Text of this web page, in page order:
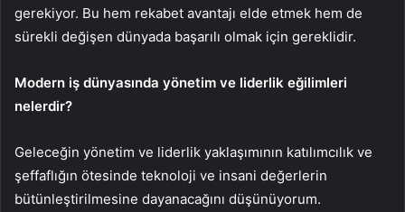
gerekiyor. Bu hem rekabet avantajı elde etmek hem de
sürekli değişen dünyada başarılı olmak için gereklidir.
Modern iş dünyasında yönetim ve liderlik eğilimleri
nelerdir?
Geleceğin yönetim ve liderlik yaklaşımının katılımcılık ve
şeffaflığın ötesinde teknoloji ve insani değerlerin
bütünleştirilmesine dayanacağını düşünüyorum.